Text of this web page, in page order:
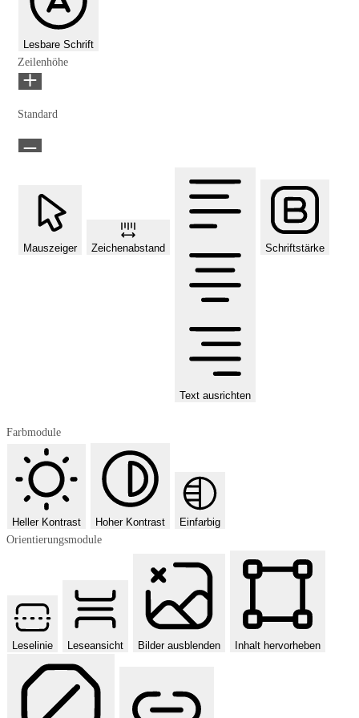
Lesbare Schrift
Zeilenhöhe
Standard
Mauszeiger Zeichenabstand
Text ausrichten
Schriftstärke
Farbmodule
Heller Kontrast Hoher Kontrast
Einfarbig
Orientierungsmodule
Leselinie Leseansicht Bilder ausblenden Inhalt hervorheben